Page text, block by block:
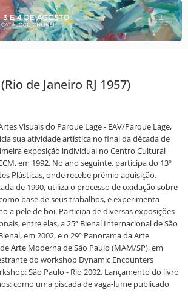
de Janeiro RJ 1957)
Visuais do Parque Lage - EAV/Parque Lage,
sua atividade artística no final da década de
exposição individual no Centro Cultural
em 1992. No ano seguinte, participa do 13º
Plásticas, onde recebe prêmio aquisição.
de 1990, utiliza o processo de oxidação sobre
base de seus trabalhos, e experimenta
a pele de boi. Participa de diversas exposições
entre elas, a 25ª Bienal Internacional de São
em 2002, e o 29º Panorama da Arte
Arte Moderna de São Paulo (MAM/SP), em
do workshop Dynamic Encounters
São Paulo - Rio 2002. Lançamento do livro
como uma piscada de vaga-lume publicado